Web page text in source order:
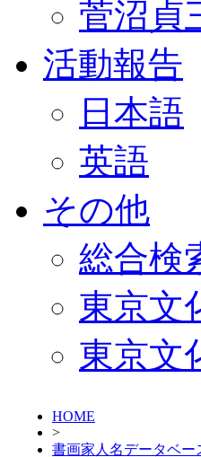
菅沼貞
活動報告
日本語
英語
その他
総合検
東京文
東京文
HOME
>
書画家人名データベ